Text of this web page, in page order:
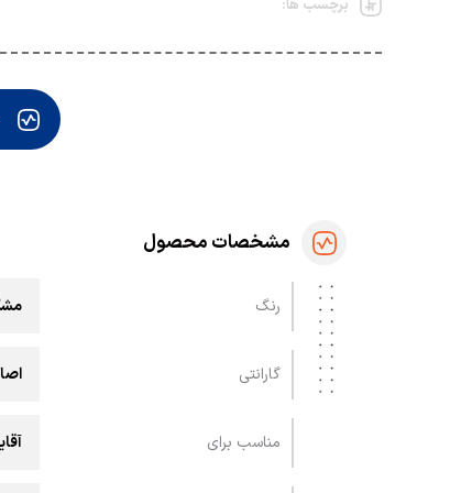
برچسب ها:
مشخصات محصول
رنگ
گارانتی
مناسب برای